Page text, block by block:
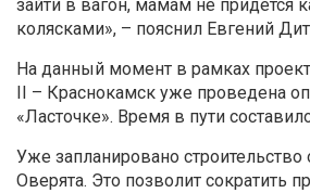
зайти в вагон, мамам не придется
колясками», – пояснил Евгений
На данный момент в рамках
II – Краснокамск уже проведена
«Ласточке». Время в пути
Уже запланировано строительство
Оверята. Это позволит сократить